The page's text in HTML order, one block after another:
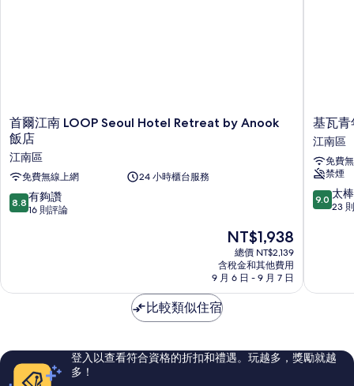
首
爾
江
南
LOOP
Seoul
Hotel
江
首爾江南 LOOP Seoul Hotel Retreat by Anook
飯店
江南區
免費無線上網 24 小時櫃台服務
8.8
分，
夠
評
論
8.8 有夠讚
16 則評論
現
在
價
格
為
NT$1,938
總價 NT$2,139
含稅金和其他費用
9 月 6 日 - 9 月 7 日
基
瓦
青
年
旅
館
江
基瓦青
江南區
免費
禁煙
9.0
分，
棒
評
論
9.0 太
23
比較類似住宿
登入以查看符合資格的折扣和禮遇。玩越多，獎勵就越
多！